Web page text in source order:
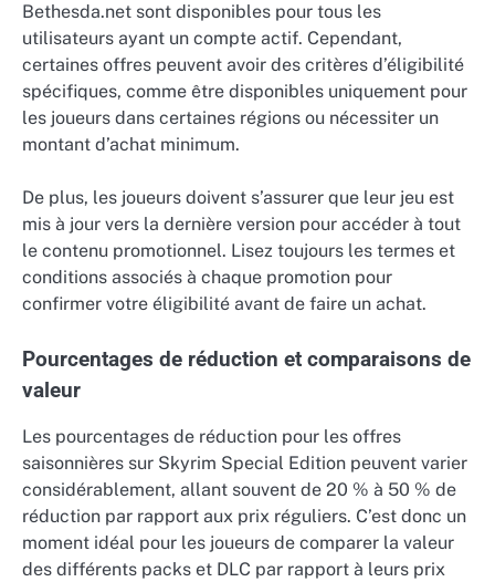
Bethesda.net sont disponibles pour tous les
utilisateurs ayant un compte actif. Cependant,
certaines offres peuvent avoir des critères d’éligibilité
spécifiques, comme être disponibles uniquement pour
les joueurs dans certaines régions ou nécessiter un
montant d’achat minimum.
De plus, les joueurs doivent s’assurer que leur jeu est
mis à jour vers la dernière version pour accéder à tout
le contenu promotionnel. Lisez toujours les termes et
conditions associés à chaque promotion pour
confirmer votre éligibilité avant de faire un achat.
Pourcentages de réduction et comparaisons de
valeur
Les pourcentages de réduction pour les offres
saisonnières sur Skyrim Special Edition peuvent varier
considérablement, allant souvent de 20 % à 50 % de
réduction par rapport aux prix réguliers. C’est donc un
moment idéal pour les joueurs de comparer la valeur
des différents packs et DLC par rapport à leurs prix